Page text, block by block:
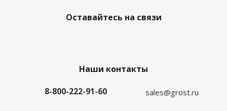
Оставайтесь на связи
Наши контакты
8-800-222-91-60
sales@grost.ru